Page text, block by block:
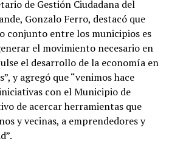
de Gestión Ciudadana del
Gonzalo Ferro, destacó que
conjunto entre los municipios es
el movimiento necesario en
el desarrollo de la economía en
y agregó que “venimos hace
con el Municipio de
de acercar herramientas que
y vecinas, a emprendedores y